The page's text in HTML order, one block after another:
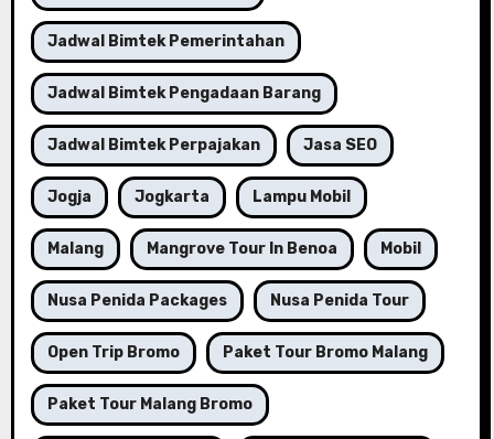
Jadwal Bimtek Pemerintahan
Jadwal Bimtek Pengadaan Barang
Jadwal Bimtek Perpajakan Jasa SEO
Jogja Jogkarta Lampu Mobil
Malang Mangrove Tour In Benoa Mobil
Nusa Penida Packages Nusa Penida Tour
Open Trip Bromo Paket Tour Bromo Malang
Paket Tour Malang Bromo